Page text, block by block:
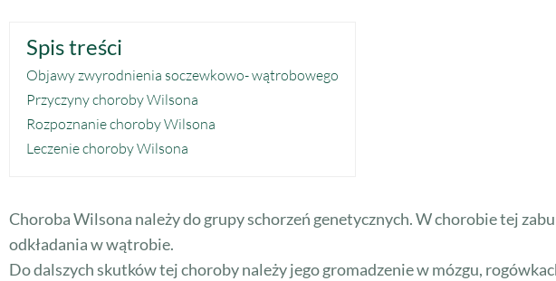
Spis treści
Objawy zwyrodnienia soczewkowo- wątrobowego
Przyczyny choroby Wilsona
Rozpoznanie choroby Wilsona
Leczenie choroby Wilsona
Choroba Wilsona należy do grupy schorzeń genetycznych. W chorobie tej
odkładania w wątrobie.
Do dalszych skutków tej choroby należy jego gromadzenie w mózgu,